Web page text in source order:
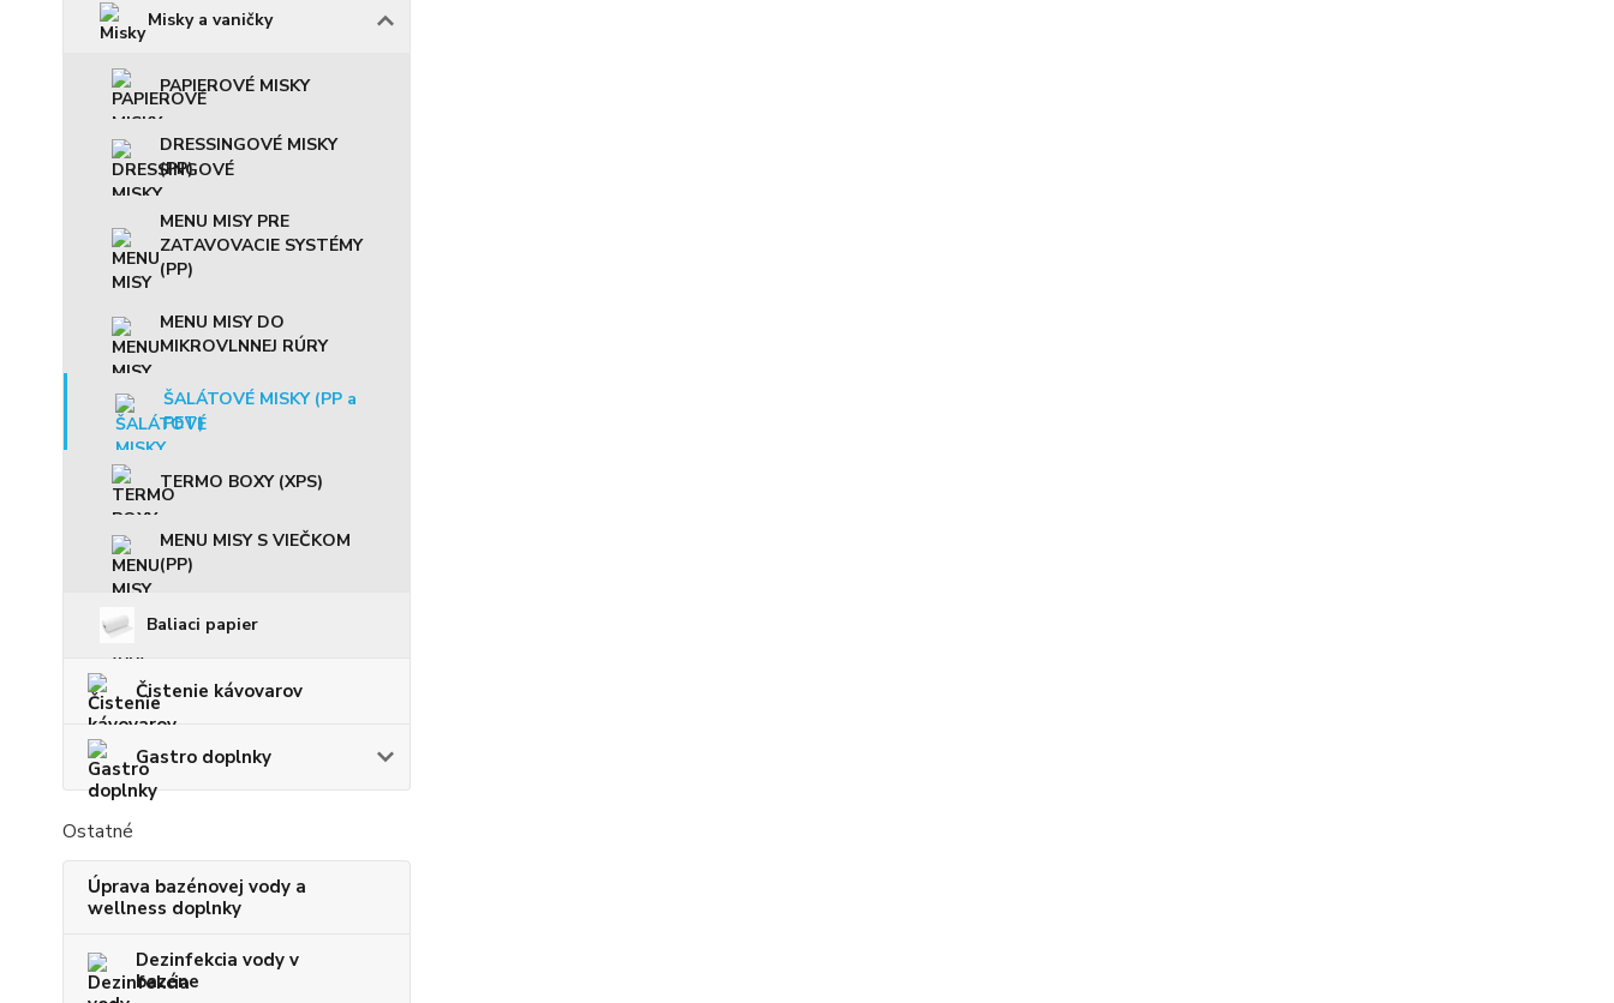
Misky a vaničky
PAPIEROVÉ MISKY
DRESSINGOVÉ MISKY
(PP)
MENU MISY PRE
ZATAVOVACIE SYSTÉMY
(PP)
MENU MISY DO
MIKROVLNNEJ RÚRY
ŠALÁTOVÉ MISKY (PP a
PET)
TERMO BOXY (XPS)
MENU MISY S VIEČKOM
(PP)
Baliaci papier
Čistenie kávovarov
Gastro doplnky
Ostatné
Úprava bazénovej vody a
wellness doplnky
Dezinfekcia vody v
bazéne